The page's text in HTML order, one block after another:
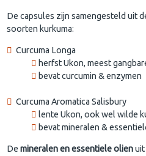
De capsules zijn samengesteld uit
soorten kurkuma:
Curcuma Longa
herfst Ukon, meest
bevat curcumin & enzymen
Curcuma Aromatica Salisbury
lente Ukon, ook wel wilde
bevat mineralen &
Demineralen en essentiele olienuit